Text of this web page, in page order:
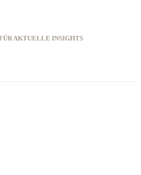
AKTUELLE INSIGHTS